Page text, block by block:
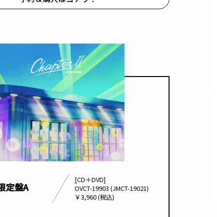
定盤A
[CD＋DVD]
OVCT-19903 (JMCT-19021)
￥3,960 (税込)